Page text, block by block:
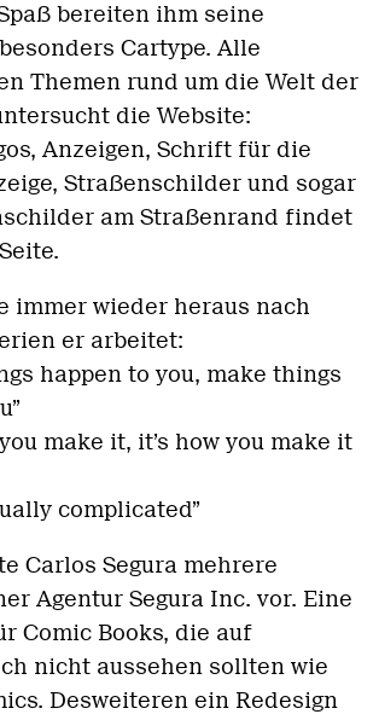
bereiten ihm seine
Cartype. Alle
Themen rund um die Welt der
die Website:
Anzeigen, Schrift für die
Straßenschilder und sogar
am Straßenrand findet
immer wieder heraus nach
er arbeitet:
happen to you, make things
make it, it’s how you make it
complicated”
Carlos Segura mehrere
Agentur Segura Inc. vor. Eine
Comic Books, die auf
nicht aussehen sollten wie
Desweiteren ein Redesign